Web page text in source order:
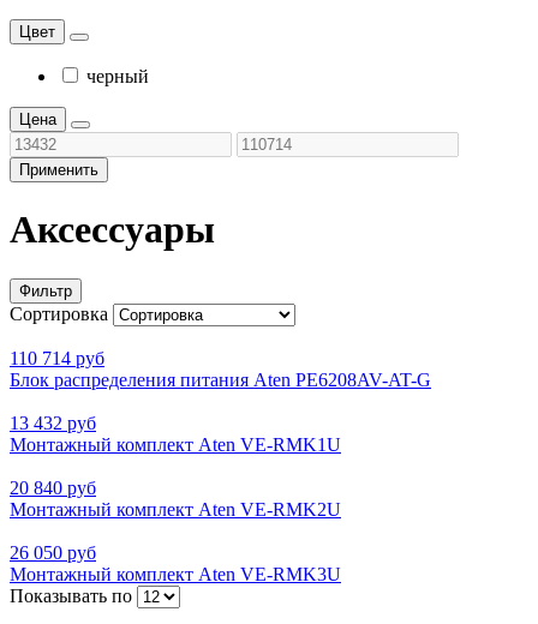
Цвет
черный
Цена
Применить
Аксессуары
Фильтр
Сортировка
110 714 руб
Блок распределения питания Aten PE6208AV-AT-G
13 432 руб
Монтажный комплект Aten VE-RMK1U
20 840 руб
Монтажный комплект Aten VE-RMK2U
26 050 руб
Монтажный комплект Aten VE-RMK3U
Показывать по